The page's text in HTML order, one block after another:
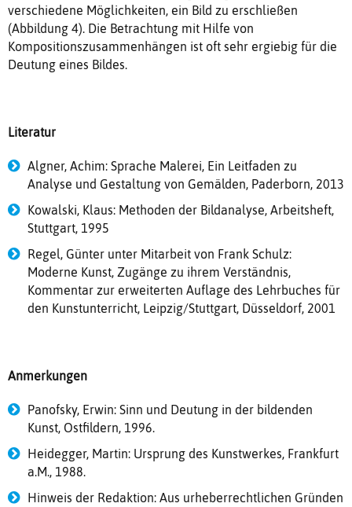
verschiedene Möglichkeiten, ein Bild zu erschließen
(Abbildung 4). Die Betrachtung mit Hilfe von
Kompositionszusammenhängen ist oft sehr ergiebig für die
Deutung eines Bildes.
Literatur
Algner, Achim: Sprache Malerei, Ein Leitfaden zu
Analyse und Gestaltung von Gemälden, Paderborn, 2013
Kowalski, Klaus: Methoden der Bildanalyse, Arbeitsheft,
Stuttgart, 1995
Regel, Günter unter Mitarbeit von Frank Schulz:
Moderne Kunst, Zugänge zu ihrem Verständnis,
Kommentar zur erweiterten Auflage des Lehrbuches für
den Kunstunterricht, Leipzig/Stuttgart, Düsseldorf, 2001
Anmerkungen
Panofsky, Erwin: Sinn und Deutung in der bildenden
Kunst, Ostfildern, 1996.
Heidegger, Martin: Ursprung des Kunstwerkes, Frankfurt
a.M., 1988.
Hinweis der Redaktion: Aus urheberrechtlichen Gründen